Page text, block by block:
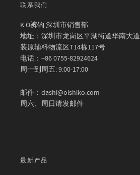
联系我们
K.O裤钩 深圳市销售部
地址：深圳市龙岗区平湖街道华南大
装原辅料物流区T14栋117号
电话：+86 0755-82924624
周一到周五: 9:00-17:00
邮件：dashi@oishiko.com
周六、周日请发邮件
最新产品